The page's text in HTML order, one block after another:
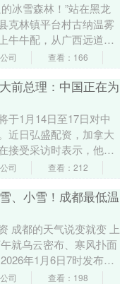
冰雪森林！”站在黑龙
克林镇平台村古纳温雾
牛牛配，从广西远道而
拍个不停。她旁边，来
司 查看：166
前总理：中国正在为
于1月14日至17日对中
近日弘盛配资，加拿大
接受采访时表示，他曾
中国高速、稳步发展的
司 查看：212
、小雪！成都最低温
成都的天气说变就变 上
就乌云密布、寒风扑面
年1月6日7时发布天
日白天多云间阴 中....
司 查看：198